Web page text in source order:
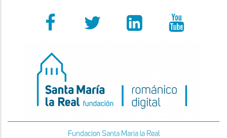
Fundacion Santa Maria la Real